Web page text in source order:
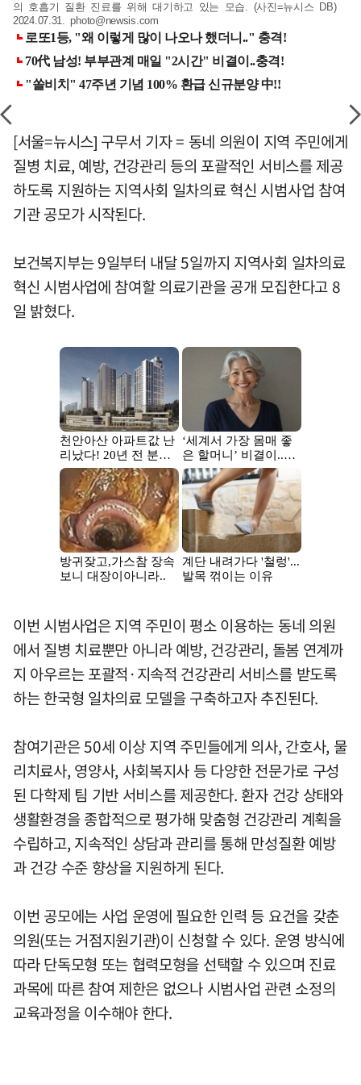
의 호흡기 질환 진료를 위해 대기하고 있는 모습. (사진=뉴시스 DB)
2024.07.31.photo@newsis.com
[서울=뉴시스] 구무서 기자 = 동네 의원이 지역 주민에게
질병 치료, 예방, 건강관리 등의 포괄적인 서비스를 제공
하도록 지원하는 지역사회 일차의료 혁신 시범사업 참여
기관 공모가 시작된다.
보건복지부는 9일부터 내달 5일까지 지역사회 일차의료
혁신 시범사업에 참여할 의료기관을 공개 모집한다고 8
일 밝혔다.
이번 시범사업은 지역 주민이 평소 이용하는 동네 의원
에서 질병 치료뿐만 아니라 예방, 건강관리, 돌봄 연계까
지 아우르는 포괄적·지속적 건강관리 서비스를 받도록
하는 한국형 일차의료 모델을 구축하고자 추진된다.
참여기관은 50세 이상 지역 주민들에게 의사, 간호사, 물
리치료사, 영양사, 사회복지사 등 다양한 전문가로 구성
된 다학제 팀 기반 서비스를 제공한다. 환자 건강 상태와
생활환경을 종합적으로 평가해 맞춤형 건강관리 계획을
수립하고, 지속적인 상담과 관리를 통해 만성질환 예방
과 건강 수준 향상을 지원하게 된다.
이번 공모에는 사업 운영에 필요한 인력 등 요건을 갖춘
의원(또는 거점지원기관)이 신청할 수 있다. 운영 방식에
따라 단독모형 또는 협력모형을 선택할 수 있으며 진료
과목에 따른 참여 제한은 없으나 시범사업 관련 소정의
교육과정을 이수해야 한다.